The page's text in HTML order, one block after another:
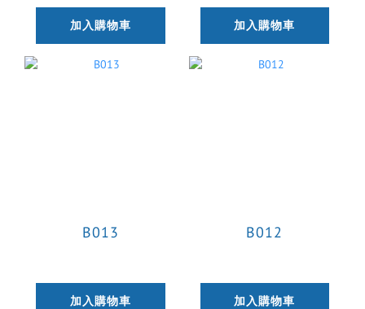
加入購物車 加入購物車
B013
加入購物車
B012
加入購物車